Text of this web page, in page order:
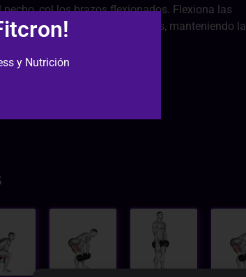
col los brazos flexionados. Flexiona las
cuerpo suavemente hacia atrás, manteniendo la
y Nutrición